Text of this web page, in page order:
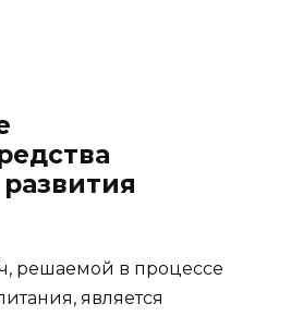
решаемой в процессе
является